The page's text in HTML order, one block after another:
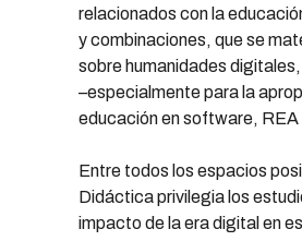
relacionados con la
y combinaciones, que se
sobre humanidades
–especialmente para la
educación en software,
Entre todos los espacios
Didáctica privilegia los
impacto de la era digital en